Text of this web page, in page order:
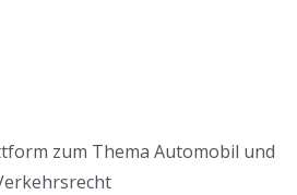
zum Thema Automobil und